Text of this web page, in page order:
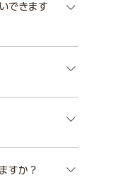
できます
ど、 ご自宅で
や、介護が必要
だけます。 床
護を支える内
為が必要な場
認ください。
すか？